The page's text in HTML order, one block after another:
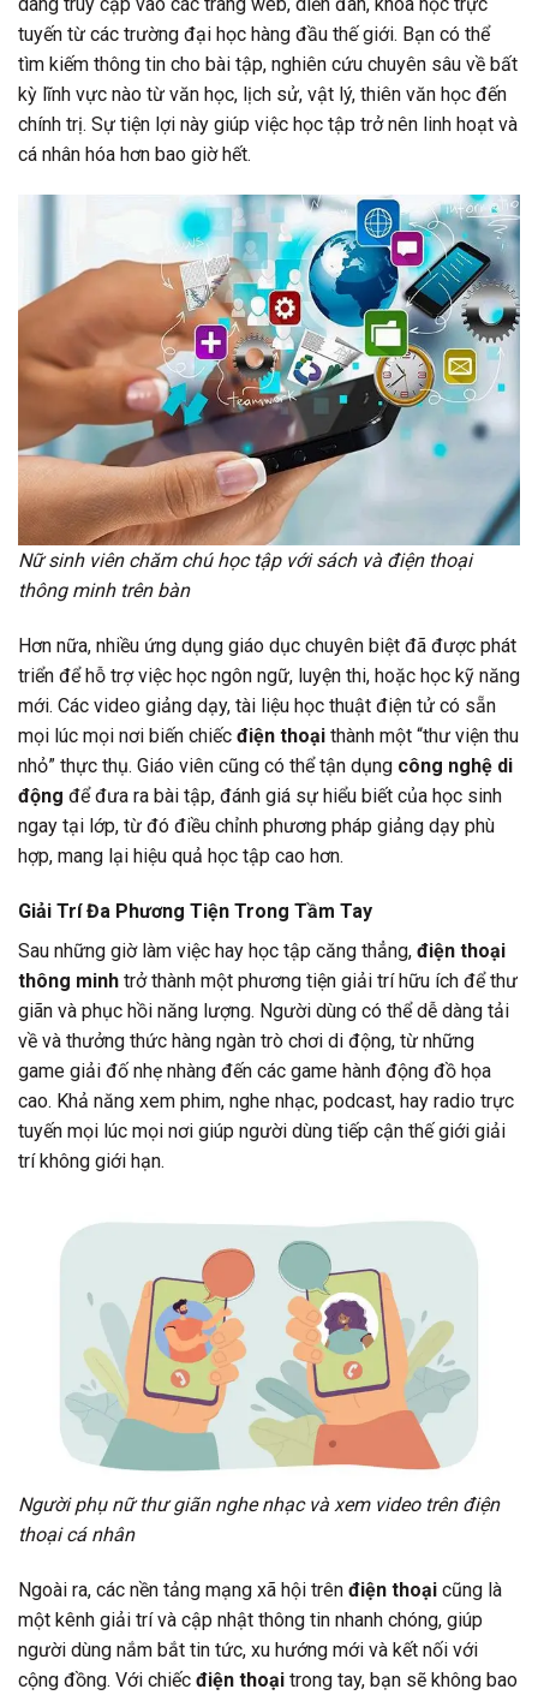
tuyến từ các trường đại học hàng đầu thế giới. Bạn có thể
tìm kiếm thông tin cho bài tập, nghiên cứu chuyên sâu về bất
kỳ lĩnh vực nào từ văn học, lịch sử, vật lý, thiên văn học đến
chính trị. Sự tiện lợi này giúp việc học tập trở nên linh hoạt và
cá nhân hóa hơn bao giờ hết.
Nữ sinh viên chăm chú học tập với sách và điện thoại
thông minh trên bàn
Hơn nữa, nhiều ứng dụng giáo dục chuyên biệt đã được phát
triển để hỗ trợ việc học ngôn ngữ, luyện thi, hoặc học kỹ năng
mới. Các video giảng dạy, tài liệu học thuật điện tử có sẵn
mọi lúc mọi nơi biến chiếc điện thoại thành một “thư viện thu
nhỏ” thực thụ. Giáo viên cũng có thể tận dụng công nghệ di
động để đưa ra bài tập, đánh giá sự hiểu biết của học sinh
ngay tại lớp, từ đó điều chỉnh phương pháp giảng dạy phù
hợp, mang lại hiệu quả học tập cao hơn.
Giải Trí Đa Phương Tiện Trong Tầm Tay
Sau những giờ làm việc hay học tập căng thẳng, điện thoại
thông minh trở thành một phương tiện giải trí hữu ích để thư
giãn và phục hồi năng lượng. Người dùng có thể dễ dàng tải
về và thưởng thức hàng ngàn trò chơi di động, từ những
game giải đố nhẹ nhàng đến các game hành động đồ họa
cao. Khả năng xem phim, nghe nhạc, podcast, hay radio trực
tuyến mọi lúc mọi nơi giúp người dùng tiếp cận thế giới giải
trí không giới hạn.
Người phụ nữ thư giãn nghe nhạc và xem video trên điện
thoại cá nhân
Ngoài ra, các nền tảng mạng xã hội trên điện thoại cũng là
một kênh giải trí và cập nhật thông tin nhanh chóng, giúp
người dùng nắm bắt tin tức, xu hướng mới và kết nối với
cộng đồng. Với chiếc điện thoại trong tay, bạn sẽ không bao